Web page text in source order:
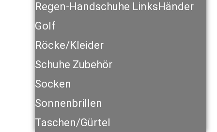
Regen-Handschuhe LinksHänder
Golf
Röcke/Kleider
Schuhe Zubehör
Socken
Sonnenbrillen
Taschen/Gürtel